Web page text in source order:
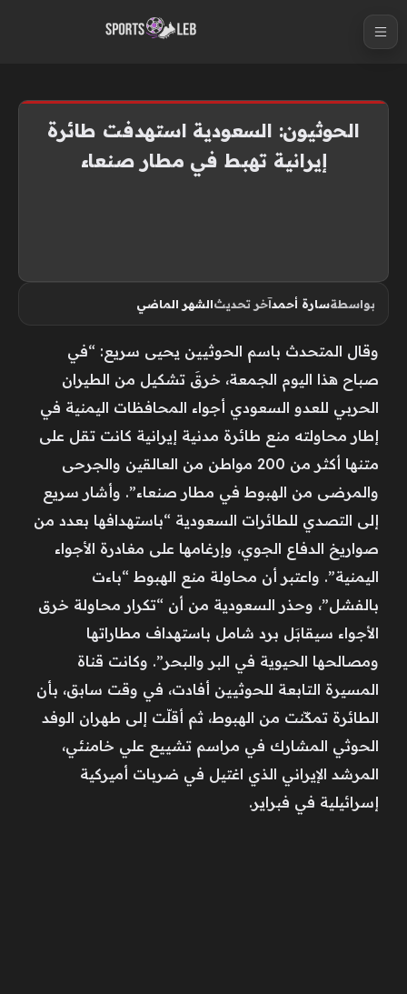
الحوثيون: السعودية استهدفت طائرة
إيرانية تهبط في مطار صنعاء
بواسطةسارة أحمدآخر تحديثالشهر الماضي
وقال المتحدث باسم الحوثيين يحيى سريع: “في
صباح هذا اليوم الجمعة، خرقَ تشكيل من الطيران
الحربي للعدو السعودي أجواء المحافظات اليمنية في
إطار محاولته منع طائرة مدنية إيرانية كانت تقل على
متنها أكثر من 200 مواطن من العالقين والجرحى
والمرضى من الهبوط في مطار صنعاء”. وأشار سريع
إلى التصدي للطائرات السعودية “باستهدافها بعدد من
صواريخ الدفاع الجوي، وإرغامها على مغادرة الأجواء
اليمنية”. واعتبر أن محاولة منع الهبوط “باءت
بالفشل”، وحذر السعودية من أن “تكرار محاولة خرق
الأجواء سيقابَل برد شامل باستهداف مطاراتها
ومصالحها الحيوية في البر والبحر”. وكانت قناة
المسيرة التابعة للحوثيين أفادت، في وقت سابق، بأن
الطائرة تمكّنت من الهبوط، ثم أقلّت إلى طهران الوفد
الحوثي المشارك في مراسم تشييع علي خامنئي،
المرشد الإيراني الذي اغتيل في ضربات أميركية
إسرائيلية في فبراير.